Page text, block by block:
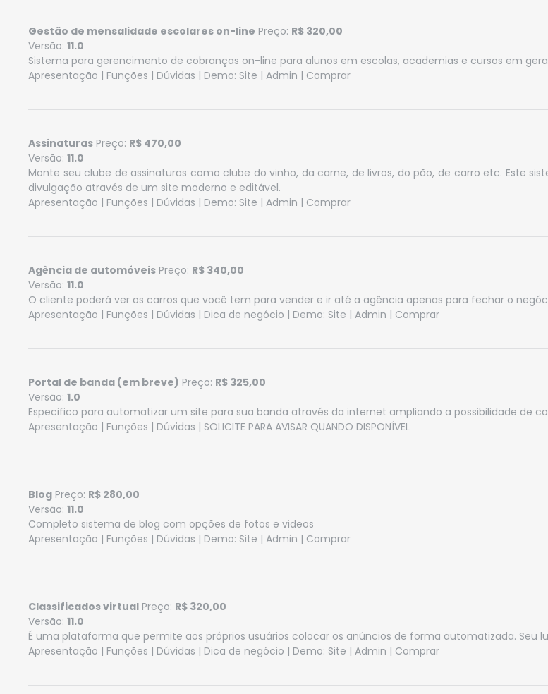
Gestão de mensalidade escolares on-line Preço: R$ 320,00
Versão: 11.0
Sistema para gerencimento de cobranças on-line para alunos em escolas, academias e cursos em
Apresentação | Funções | Dúvidas | Demo: Site | Admin | Comprar
Assinaturas Preço: R$ 470,00
Versão: 11.0
Monte seu clube de assinaturas como clube do vinho, da carne, de livros, do pão, de carro etc. Este
divulgação através de um site moderno e editável.
Apresentação | Funções | Dúvidas | Demo: Site | Admin | Comprar
Agência de automóveis Preço: R$ 340,00
Versão: 11.0
O cliente poderá ver os carros que você tem para vender e ir até a agência apenas para fechar o
Apresentação | Funções | Dúvidas | Dica de negócio | Demo: Site | Admin | Comprar
Portal de banda (em breve) Preço: R$ 325,00
Versão: 1.0
Especifico para automatizar um site para sua banda através da internet ampliando a possibilidade de
Apresentação | Funções | Dúvidas | SOLICITE PARA AVISAR QUANDO DISPONÍVEL
Blog Preço: R$ 280,00
Versão: 11.0
Completo sistema de blog com opções de fotos e videos
Apresentação | Funções | Dúvidas | Demo: Site | Admin | Comprar
Classificados virtual Preço: R$ 320,00
Versão: 11.0
É uma plataforma que permite aos próprios usuários colocar os anúncios de forma automatizada. Seu
Apresentação | Funções | Dúvidas | Dica de negócio | Demo: Site | Admin | Comprar